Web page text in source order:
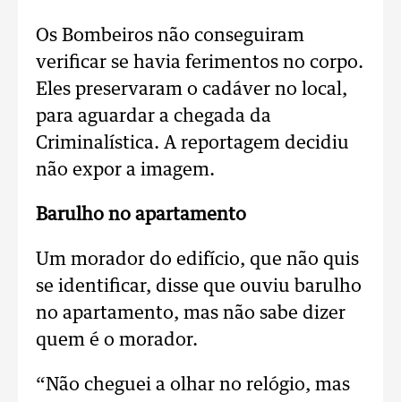
Os Bombeiros não conseguiram
verificar se havia ferimentos no corpo.
Eles preservaram o cadáver no local,
para aguardar a chegada da
Criminalística. A reportagem decidiu
não expor a imagem.
Barulho no apartamento
Um morador do edifício, que não quis
se identificar, disse que ouviu barulho
no apartamento, mas não sabe dizer
quem é o morador.
“Não cheguei a olhar no relógio, mas